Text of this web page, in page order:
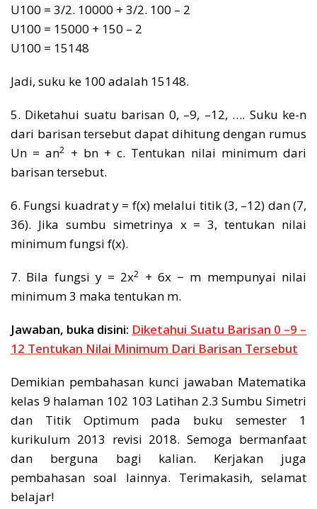
U100 = 3/2. 10000 + 3/2. 100 – 2
U100 = 15000 + 150 – 2
U100 = 15148
Jadi, suku ke 100 adalah 15148.
5. Diketahui suatu barisan 0, –9, –12, …. Suku ke-n
dari barisan tersebut dapat dihitung dengan rumus
Un = an2 + bn + c. Tentukan nilai minimum dari
barisan tersebut.
6. Fungsi kuadrat y = f(x) melalui titik (3, –12) dan (7,
36). Jika sumbu simetrinya x = 3, tentukan nilai
minimum fungsi f(x).
7. Bila fungsi y = 2x2 + 6x − m mempunyai nilai
minimum 3 maka tentukan m.
Jawaban, buka disini: Diketahui Suatu Barisan 0 –9 –
12 Tentukan Nilai Minimum Dari Barisan Tersebut
Demikian pembahasan kunci jawaban Matematika
kelas 9 halaman 102 103 Latihan 2.3 Sumbu Simetri
dan Titik Optimum pada buku semester 1
kurikulum 2013 revisi 2018. Semoga bermanfaat
dan berguna bagi kalian. Kerjakan juga
pembahasan soal lainnya. Terimakasih, selamat
belajar!